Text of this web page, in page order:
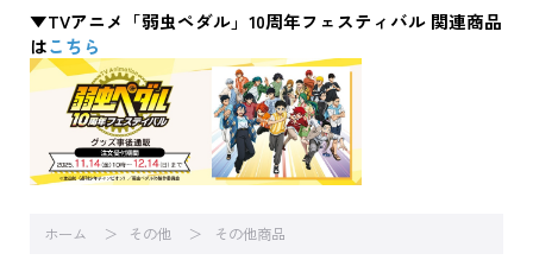
▼TVアニメ「弱虫ペダル」10周年フェスティバル 関連商品
はこちら
ホーム その他 その他商品